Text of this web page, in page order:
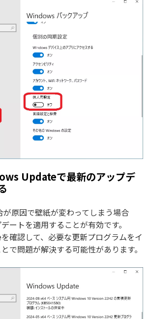
Updateで最新のアップデ
原因で壁紙が変わってしまう場合
ートを適用することが有効です。
確認して、必要な更新プログラムをイ
で問題が解決する可能性があります。